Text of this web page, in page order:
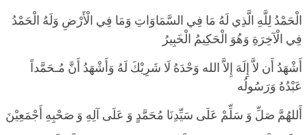
الْحَمْدُ لِلَّهِ الَّذِي لَهُ مَا فِي السَّمَاوَاتِ وَمَا فِي الْأَرْضِ وَلَهُ الْحَمْدُ
فِي الْآخِرَةِ وَهُوَ الْحَكِيمُ الْخَبِيرُ
أَشْهَدُ أَن لاَّ إِلَهَ إِلاَّ الله وَحْدَهُ لَا شَرِيْكَ لَهُ وَأَشْهَدُ أَنَّ مُـحَمَّداً
عَبْدُهُ وَرَسُولُه
أَللهُمَّ صَلِّ وَ سَلِّمْ عَلَى سَيِّدِنَا مُحَمَّدٍ وَ عَلَى آلِهِ وَ صَحْبِهِ أَجْمَعِيْنَ